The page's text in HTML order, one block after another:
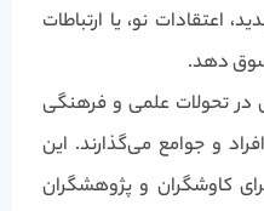
اعتقادات نو، یا ارتباطات
سوق دهد.
تحولات علمی و فرهنگی
و جوامع می‌گذارند. این
کاوشگران و پژوهشگران